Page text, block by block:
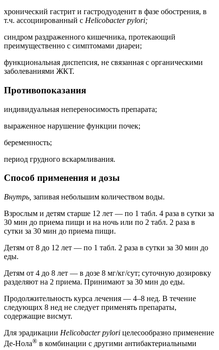
хронический гастрит и гастродуоденит в фазе обострения, в
т.ч. ассоциированный с Helicobacter pylori;
синдром раздраженного кишечника, протекающий
преимущественно с симптомами диареи;
функциональная диспепсия, не связанная с органическими
заболеваниями ЖКТ.
Противопоказания
индивидуальная непереносимость препарата;
выраженное нарушение функции почек;
беременность;
период грудного вскармливания.
Способ применения и дозы
Внутрь, запивая небольшим количеством воды.
Взрослым и детям старше 12 лет — по 1 табл. 4 раза в сутки за
30 мин до приема пищи и на ночь или по 2 табл. 2 раза в
сутки за 30 мин до приема пищи.
Детям от 8 до 12 лет — по 1 табл. 2 раза в сутки за 30 мин до
еды.
Детям от 4 до 8 лет — в дозе 8 мг/кг/сут; суточную дозировку
разделяют на 2 приема. Принимают за 30 мин до еды.
Продолжительность курса лечения — 4–8 нед. В течение
следующих 8 нед не следует применять препараты,
содержащие висмут.
Для эрадикации Helicobacter pylori целесообразно применение
Де-Нола® в комбинации с другими антибактериальными